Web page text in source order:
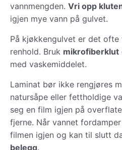
vannmengden. Vri opp
igjen mye vann på gulvet.
På kjøkkengulvet er det
renhold. Bruk mikrofiberklut
med vaskemiddelet.
Laminat bør ikke rengjøres
natursåpe eller fettholdige
seg en film igjen på
fjerne. Når vannet
filmen igjen og kan til slutt
belegg.